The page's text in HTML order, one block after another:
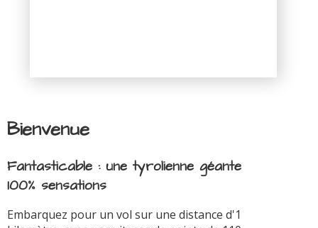
Bienvenue
Fantasticable : une tyrolienne géante
100% sensations
Embarquez pour un vol sur une distance d'1